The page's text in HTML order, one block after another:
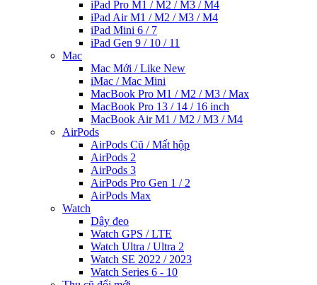
iPad Pro M1 / M2 / M3 / M4
iPad Air M1 / M2 / M3 / M4
iPad Mini 6 / 7
iPad Gen 9 / 10 / 11
Mac
Mac Mới / Like New
iMac / Mac Mini
MacBook Pro M1 / M2 / M3 / Max
MacBook Pro 13 / 14 / 16 inch
MacBook Air M1 / M2 / M3 / M4
AirPods
AirPods Cũ / Mất hộp
AirPods 2
AirPods 3
AirPods Pro Gen 1 / 2
AirPods Max
Watch
Dây đeo
Watch GPS / LTE
Watch Ultra / Ultra 2
Watch SE 2022 / 2023
Watch Series 6 - 10